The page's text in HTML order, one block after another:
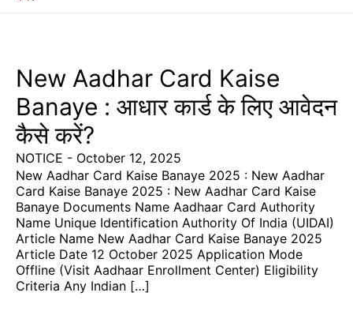
New Aadhar Card Kaise
Banaye : आधार कार्ड के लिए आवेदन
कैसे करें?
NOTICE - October 12, 2025
New Aadhar Card Kaise Banaye 2025 : New Aadhar
Card Kaise Banaye 2025 : New Aadhar Card Kaise
Banaye Documents Name Aadhaar Card Authority
Name Unique Identification Authority Of India (UIDAI)
Article Name New Aadhar Card Kaise Banaye 2025
Article Date 12 October 2025 Application Mode
Offline (Visit Aadhaar Enrollment Center) Eligibility
Criteria Any Indian […]